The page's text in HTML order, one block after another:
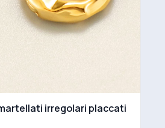
irregolari placcati